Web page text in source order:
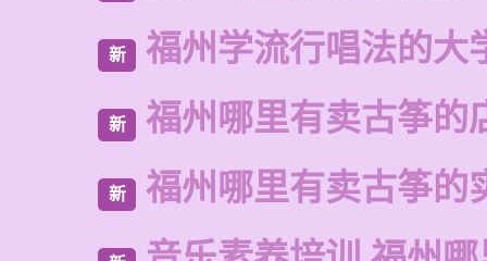
新 福州学流行唱法的大
新 福州哪里有卖古筝的
新 福州哪里有卖古筝的